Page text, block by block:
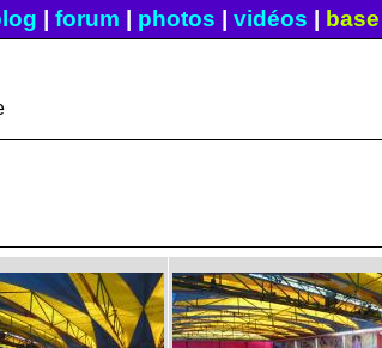
forum photos vidéos base